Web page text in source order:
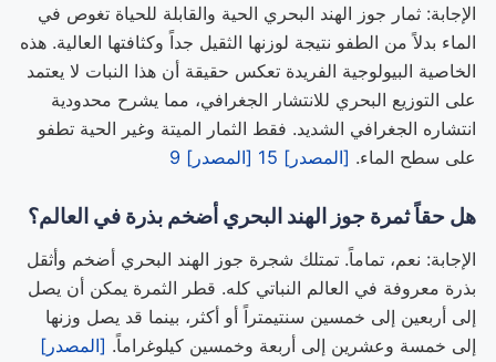
الإجابة: ثمار جوز الهند البحري الحية والقابلة للحياة تغوص في
الماء بدلاً من الطفو نتيجة لوزنها الثقيل جداً وكثافتها العالية. هذه
الخاصية البيولوجية الفريدة تعكس حقيقة أن هذا النبات لا يعتمد
على التوزيع البحري للانتشار الجغرافي، مما يشرح محدودية
انتشاره الجغرافي الشديد. فقط الثمار الميتة وغير الحية تطفو
على سطح الماء. [المصدر] 15 [المصدر] 9
هل حقاً ثمرة جوز الهند البحري أضخم بذرة في العالم؟
الإجابة: نعم، تماماً. تمتلك شجرة جوز الهند البحري أضخم وأثقل
بذرة معروفة في العالم النباتي كله. قطر الثمرة يمكن أن يصل
إلى أربعين إلى خمسين سنتيمتراً أو أكثر، بينما قد يصل وزنها
إلى خمسة وعشرين إلى أربعة وخمسين كيلوغراماً. [المصدر]